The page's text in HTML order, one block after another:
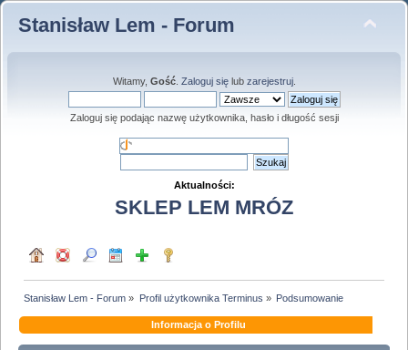
Stanisław Lem - Forum
Witamy, Gość. Zaloguj sięlub zarejestruj.
Zaloguj się podając nazwę użytkownika, hasło i długość sesji
Aktualności:
SKLEP LEM MRÓZ
Stanisław Lem - Forum » Profil użytkownika Terminus » Podsumowanie
Informacja o Profilu